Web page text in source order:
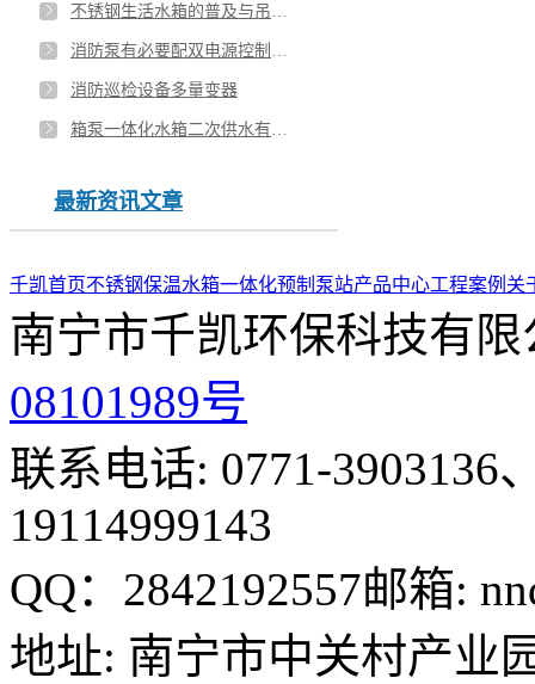
消防巡检设备多量变器
最新资讯文章
千凯首页不锈钢保温水箱一体化预制泵站产品中心工程案例 关
南宁市千凯环保科技有限
08101989号
联系电话: 0771-3903136
19114999143
QQ：2842192557邮箱:
地址: 南宁市中关村产业